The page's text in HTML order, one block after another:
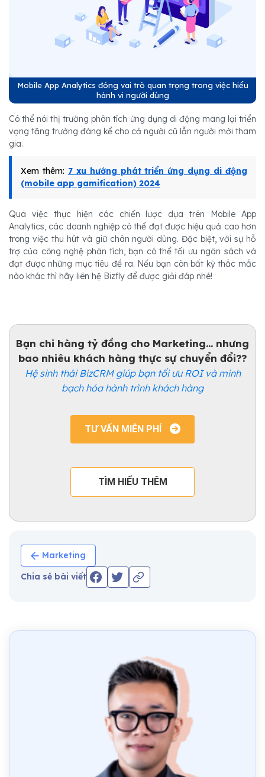
Mobile App Analytics đóng vai trò quan trọng trong việc hiểu
hành vi người dùng
Có thể nói thị trường phân tích ứng dụng di động mang lại triển
vọng tăng trưởng đáng kể cho cả người cũ lẫn người mới tham
gia.
Xem thêm: 7 xu hướng phát triển ứng dụng di động
(mobile app gamification) 2024
Qua việc thực hiện các chiến lược dựa trên Mobile App
Analytics, các doanh nghiệp có thể đạt được hiệu quả cao hơn
trong việc thu hút và giữ chân người dùng. Đặc biệt, với sự hỗ
trợ của công nghệ phân tích, bạn có thể tối ưu ngân sách và
đạt được những mục tiêu đề ra. Nếu bạn còn bất kỳ thắc mắc
nào khác thì hãy liên hệ Bizfly để được giải đáp nhé!
Bạn chi hàng tỷ đồng cho Marketing... nhưng
bao nhiêu khách hàng thực sự chuyển đổi??
Hệ sinh thái BizCRM giúp bạn tối ưu ROI và minh
bạch hóa hành trình khách hàng
TƯ VẤN MIỄN PHÍ
TÌM HIỂU THÊM
Marketing
Chia sẻ bài viết